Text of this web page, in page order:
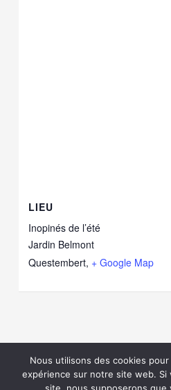
LIEU
Inopinés de l’été
Jardin Belmont
Questembert, + Google Map
©2023 Tous droits réservés à
THONGDESIGN -
Nous utilisons des cookies
expérience sur notre site web. Si